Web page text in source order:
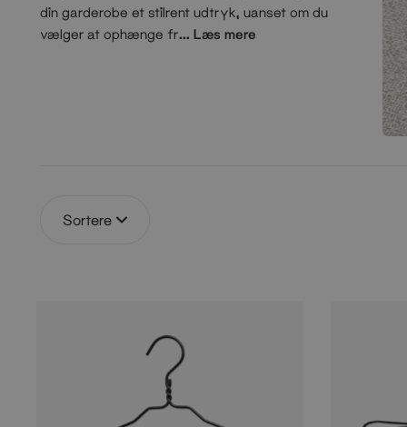
din garderobe et stilrent udtryk, uanset om du
vælger at ophænge fr... Læs mere
løsning, der både optimerer din plads og
Sortere